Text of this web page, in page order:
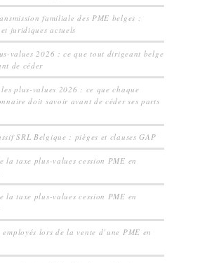
familiale des PME belges :
juridiques actuels
values 2026 : ce que tout dirigeant belge
de céder
les plus-values 2026 : ce que chaque
doit savoir avant de céder ses parts
SRL Belgique : pièges et clauses GAP
la taxe plus-values cession PME en
la taxe plus-values cession PME en
lors de la vente d’une PME en